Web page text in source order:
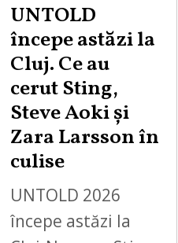
UNTOLD
începe astăzi la
Cluj. Ce au
cerut Sting,
Steve Aoki și
Zara Larsson în
culise
UNTOLD 2026
începe astăzi la